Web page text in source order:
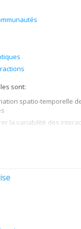
sont:
spatio-temporelle
la variabilité des
différents domaines
entre espèces